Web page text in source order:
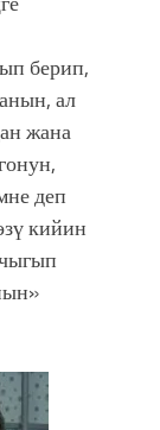
берип,
ал
жана
деп
кийин